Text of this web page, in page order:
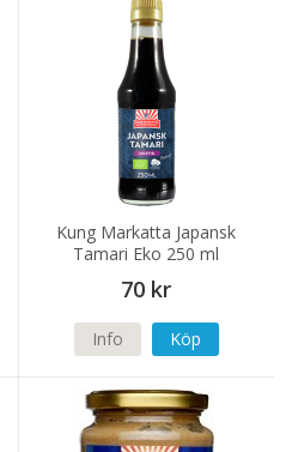
Kung Markatta Japansk
Tamari Eko 250 ml
70 kr
Info Köp